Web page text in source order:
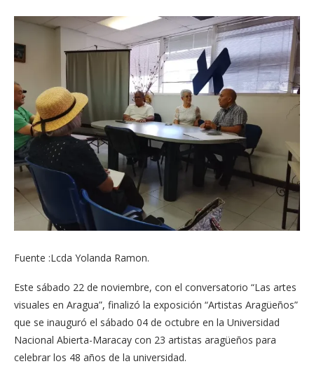
Fuente :Lcda Yolanda Ramon.
Este sábado 22 de noviembre, con el conversatorio “Las artes
visuales en Aragua”, finalizó la exposición “Artistas Aragüeños”
que se inauguró el sábado 04 de octubre en la Universidad
Nacional Abierta-Maracay con 23 artistas aragüeños para
celebrar los 48 años de la universidad.